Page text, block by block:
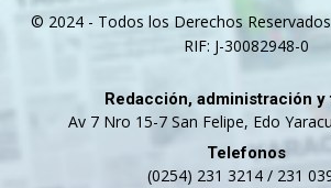
© 2024 - Todos los Derechos Reservados
RIF: J-30082948-0
Redacción, administración y
Av 7 Nro 15-7 San Felipe, Edo
Telefonos
(0254) 231 3214 / 231